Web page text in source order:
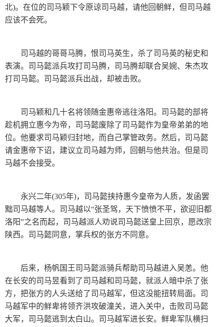
北)。在位的司马颖下令原谅司马越，请他回朝鲜，但司马越
应该不会死。
司马越的哥哥马腾，恨司马英生，杀了司马英的秘史和
表演。司马懿派兵攻打司马腾，司马腾却联合吴婉、朱杰攻
打司马懿。司马懿派兵出战，却被击败。
司马颖和几十名将领随金惠帝逃往洛阳。司马懿的部将
趁机拥立惠今为帝，司马懿废除了司马懿作为皇帝弟弟的地
位。他要求司马颖归封地，而自己掌管政务。然后，司马懿
请金惠帝下诏，建议立司马越为师，回朝与他共治。但是司
马越不会接受。
永兴二年(305年)，司马懿挟持惠今皇帝为人质，发函罢
黜司马越等人。司马越以“张圣驾，天下愤愤不平，欲迎旧都
洛阳”之名而起，司马越派人劝说司马懿送皇上回京，愿改宗
陕西。司马懿同意，掌兵权的张方不同意。
后来，杨帆国王司马懿派骑兵帮助司马越进入吴恙。他
在长安的司马昱看到了司马越和司马懿，就派人暗中杀了张
方，把张方的人头送给了司马越军，但这没能扭转局面。司
马越军中的鲜卑将领齐洪攻破潼关，进入关中，击败司马懿
大军，司马懿逃到太白山。司马越军进长安。鲜卑军队横扫